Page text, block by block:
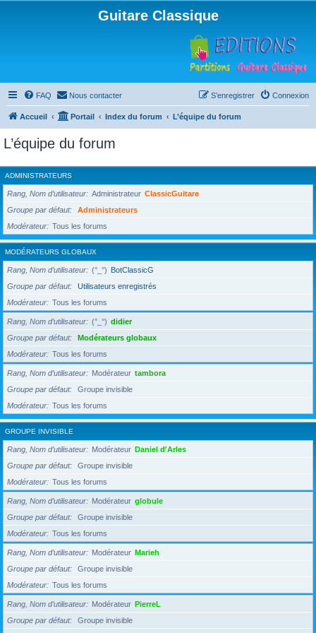
Guitare Classique
FAQ Nous contacter Connexion
S’enregistrer
Accueil Portail Index du forum L’équipe du forum
L’équipe du forum
ADMINISTRATEURS
Rang, Nom d’utilisateur Administrateur ClassicGuitare
Groupe par défaut
Administrateurs
Modérateur
Tous les forums
MODÉRATEURS GLOBAUX
Rang, Nom d’utilisateur (°_°) BotClassicG
Groupe par défaut
Utilisateurs enregistrés
Modérateur
Tous les forums
Rang, Nom d’utilisateur (°_°) didier
Groupe par défaut
Modérateurs globaux
Modérateur
Tous les forums
Rang, Nom d’utilisateur Modérateur tambora
Groupe par défaut
Groupe invisible
Modérateur
Tous les forums
GROUPE INVISIBLE
Rang, Nom d’utilisateur Modérateur Daniel d'Arles
Groupe par défaut
Groupe invisible
Modérateur
Tous les forums
Rang, Nom d’utilisateur Modérateur globule
Groupe par défaut
Groupe invisible
Modérateur
Tous les forums
Rang, Nom d’utilisateur Modérateur Marieh
Groupe par défaut
Groupe invisible
Modérateur
Tous les forums
Rang, Nom d’utilisateur Modérateur PierreL
Groupe par défaut
Groupe invisible